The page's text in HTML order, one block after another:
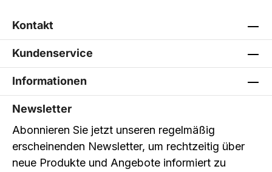
Kontakt
Kundenservice
Informationen
Newsletter
Abonnieren Sie jetzt unseren regelmäßig
erscheinenden Newsletter, um rechtzeitig über
neue Produkte und Angebote informiert zu